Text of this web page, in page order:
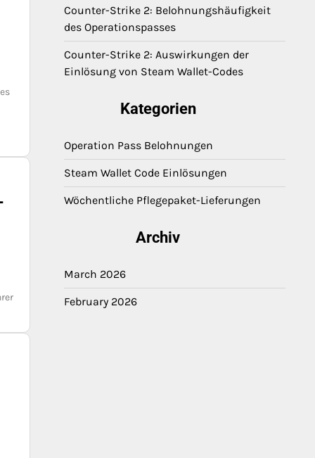
Counter-Strike 2: Belohnungshäufigkeit
des Operationspasses
Counter-Strike 2: Auswirkungen der
Einlösung von Steam Wallet-Codes
Kategorien
Operation Pass Belohnungen
Steam Wallet Code Einlösungen
Wöchentliche Pflegepaket-Lieferungen
Archiv
March 2026
February 2026